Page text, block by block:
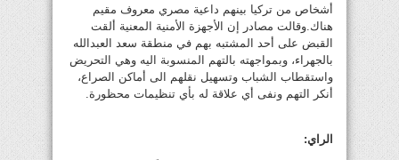
أشخاص من تركيا بينهم داعية مصري معروف مقيم
هناك.وقالت مصادر إن الأجهزة الأمنية المعنية ألقت
القبض على أحد المشتبه بهم في منطقة سعد العبدالله
بالجهراء، وبمواجهته بالتهم المنسوبة اليه وهي التحريض
واستقطاب الشباب وتسهيل نقلهم الى أماكن الصراع،
أنكر التهم ونفى أي علاقة له بأي تنظيمات محظورة.
الراي: